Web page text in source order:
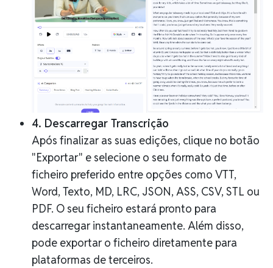
4. Descarregar Transcrição
Após finalizar as suas edições, clique no botão
"Exportar" e selecione o seu formato de
ficheiro preferido entre opções como VTT,
Word, Texto, MD, LRC, JSON, ASS, CSV, STL ou
PDF. O seu ficheiro estará pronto para
descarregar instantaneamente. Além disso,
pode exportar o ficheiro diretamente para
plataformas de terceiros.